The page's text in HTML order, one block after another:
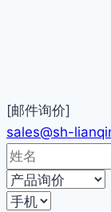
[邮件询价]
sales@sh-